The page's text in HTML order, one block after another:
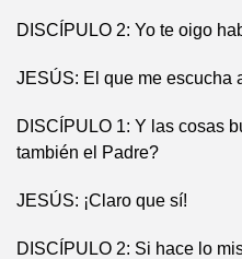
DISCÍPULO 2: Yo te oigo
JESÚS: El que me escucha
DISCÍPULO 1: Y las cosas
también el Padre?
JESÚS: ¡Claro que sí!
DISCÍPULO 2: Si hace lo